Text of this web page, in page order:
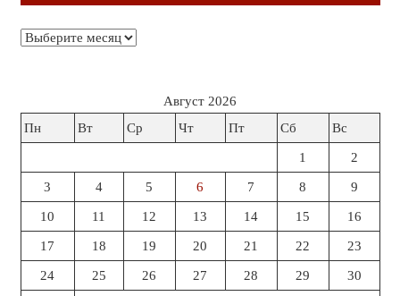
Архивы
Август 2026
Пн
Вт Ср Чт Пт Сб Вс
1 2
3 4 5 6 7 8 9
10 11 12 13 14 15 16
17 18 19 20 21 22 23
24 25 26 27 28 29 30